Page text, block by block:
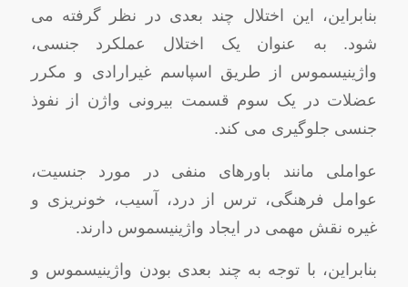
بنابراین، این اختلال چند بعدی در نظر گرفته می
شود. به عنوان یک اختلال عملکرد جنسی،
واژینیسموس از طریق اسپاسم غیرارادی و مکرر
عضلات در یک سوم قسمت بیرونی واژن از نفوذ
جنسی جلوگیری می کند.
عواملی مانند باورهای منفی در مورد جنسیت،
عوامل فرهنگی، ترس از درد، آسیب، خونریزی و
غیره نقش مهمی در ایجاد واژینیسموس دارند.
بنابراین، با توجه به چند بعدی بودن واژینیسموس و